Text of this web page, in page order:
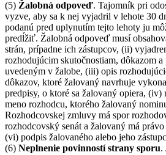
(5) Žalobná odpoveď. Tajomník pri
vyzve, aby sa k nej vyjadril v lehote 30
podanú pred uplynutím tejto lehoty ju
predĺžiť. Žalobná odpoveď musí
strán, prípadne ich zástupcov, (ii)
rozhodujúcim skutočnostiam, dôkazom
uvedeným v žalobe, (iii) opis
dôkazov, ktoré žalovaný navrhuje
predpisy, o ktoré sa žalovaný opiera,
meno rozhodcu, ktorého žalovaný
Rozhodcovskej zmluvy má spor
rozhodcovský senát a žalovaný má
(vi) podpis žalovaného alebo jeho
(6) Neplnenie povinností strany sporu.